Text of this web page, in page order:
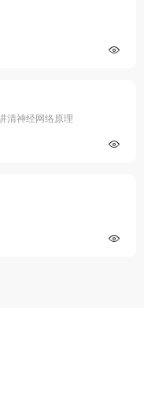
清神经网络原理